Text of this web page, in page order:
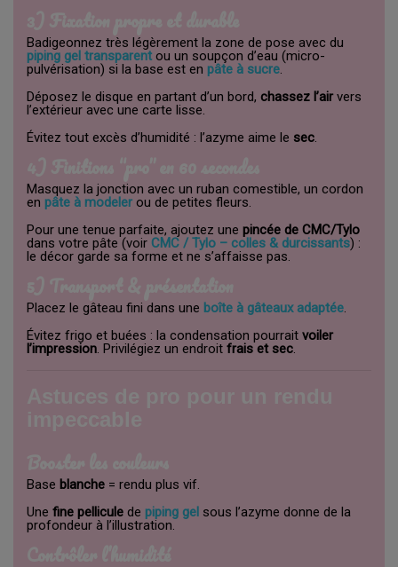
Badigeonnez très légèrement la zone de pose avec du
piping gel transparent ou un soupçon d’eau (micro-
pulvérisation) si la base est en pâte à sucre.
Déposez le disque en partant d’un bord, chassez l’airvers
l’extérieur avec une carte lisse.
Évitez tout excès d’humidité : l’azyme aime le sec.
Masquez la jonction avec un ruban comestible, un cordon
en pâte à modeler ou de petites fleurs.
Pour une tenue parfaite, ajoutez une pincée de CMC/Tylo
dans votre pâte (voir CMC / Tylo – colles & durcissants) :
le décor garde sa forme et ne s’affaisse pas.
Placez le gâteau fini dans une boîte à gâteaux adaptée.
Évitez frigo et buées : la condensation pourrait voiler
l’impression. Privilégiez un endroit frais et sec.
Base blanche = rendu plus vif.
Une fine pellicule de piping gel sous l’azyme donne de la
profondeur à l’illustration.